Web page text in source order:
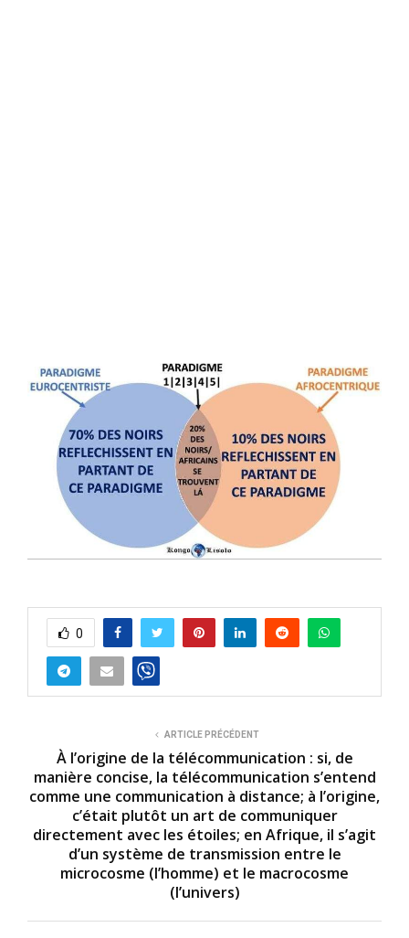
0
ARTICLE PRÉCÉDENT
À l’origine de la télécommunication : si, de
manière concise, la télécommunication s’entend
comme une communication à distance; à l’origine,
c’était plutôt un art de communiquer
directement avec les étoiles; en Afrique, il s’agit
d’un système de transmission entre le
microcosme (l’homme) et le macrocosme
(l’univers)